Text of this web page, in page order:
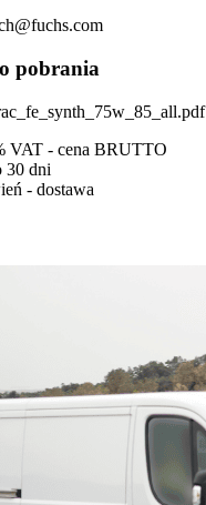
pobrania
VAT - cena BRUTTO
30 dni
- dostawa